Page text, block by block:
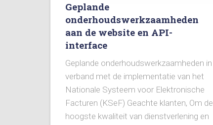
Geplande
onderhoudswerkzaamheden
aan de website en API-
interface
Geplande onderhoudswerkzaamheden in
verband met de implementatie van het
Nationale Systeem voor Elektronische
Facturen (KSeF) Geachte klanten, Om de
hoogste kwaliteit van dienstverlening en